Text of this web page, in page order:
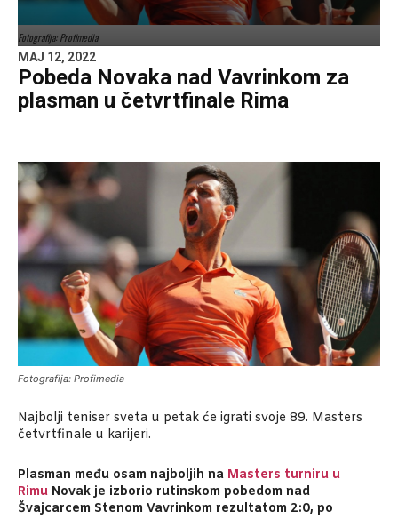
Fotografija: Profimedia
MAJ 12, 2022
Pobeda Novaka nad Vavrinkom za
plasman u četvrtfinale Rima
Fotografija: Profimedia
Najbolji teniser sveta u petak će igrati svoje 89. Masters
četvrtfinale u karijeri.
Plasman među osam najboljih na Masters turniru u
Rimu Novak je izborio rutinskom pobedom nad
Švajcarcem Stenom Vavrinkom rezultatom 2:0, po